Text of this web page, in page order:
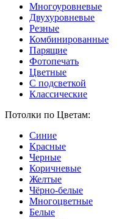
Многоуровневые
Двухуровневые
Резные
Комбинированные
Парящие
Фотопечать
Цветные
С подсветкой
Классические
Потолки по Цветам:
Синие
Красные
Черные
Коричневые
Желтые
Чёрно-белые
Многоцветные
Белые